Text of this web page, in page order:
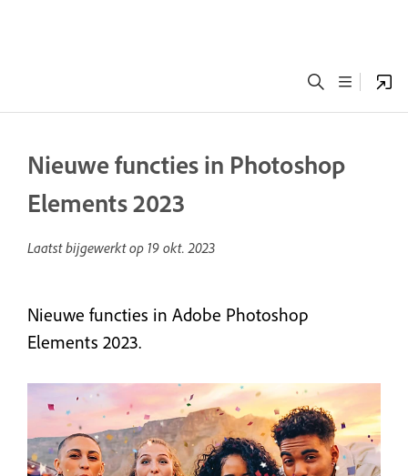
Nieuwe functies in Photoshop
Elements 2023
Laatst bijgewerkt op 19 okt. 2023
Nieuwe functies in Adobe Photoshop
Elements 2023.